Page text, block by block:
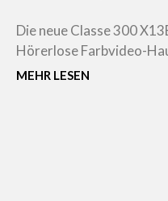
Die neue Classe 300
Hörerlose Farbvideo-
MEHR LESEN